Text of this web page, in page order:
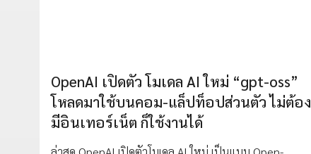
OpenAI เปิดตัว โมเดล AI ใหม่ “gpt-oss”
โหลดมาใช้บนคอม-แล็ปท็อปส่วนตัว ไม่ต้อง
มีอินเทอร์เน็ต ก็ใช้งานได้